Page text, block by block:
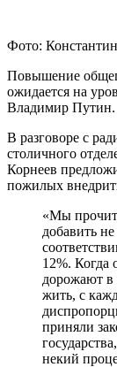
Фото:
Повышение
ожидается на
Владимир Путин.
В разговоре с
столичного
Корнеев
пожилых
«Мы
добавить
12%. Когда
дорожают в
жить, с
приняли
некий